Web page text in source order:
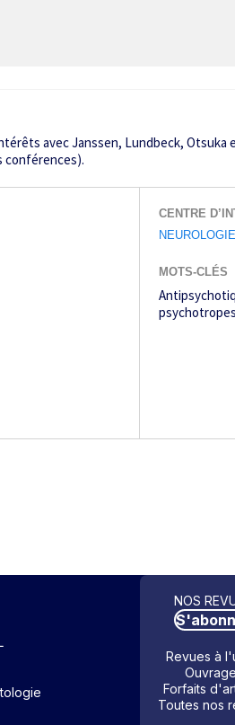
avec Janssen, Lundbeck,
conférences).
CENTRE
NEUROLOGIE
MOTS-CLÉS
psychotropes
NOS
Revues à
Forfaits
Toutes nos